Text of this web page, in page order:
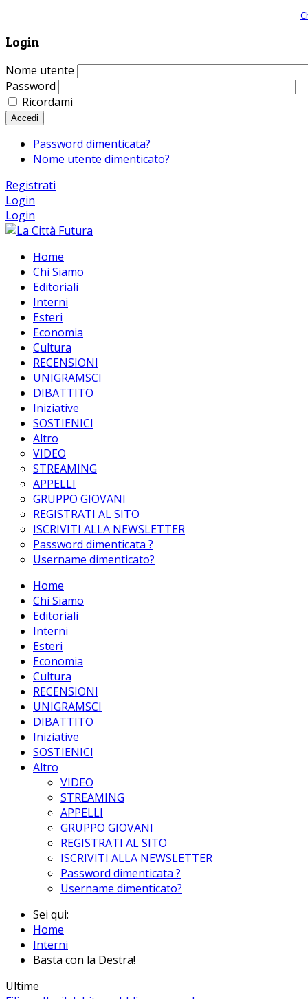
Login
Nome utente
Password
Ricordami
Accedi
Password dimenticata?
Nome utente dimenticato?
Registrati
Login
Login
Home
Chi Siamo
Editoriali
Interni
Esteri
Economia
Cultura
RECENSIONI
UNIGRAMSCI
DIBATTITO
Iniziative
SOSTIENICI
Altro
VIDEO
STREAMING
APPELLI
GRUPPO GIOVANI
REGISTRATI AL SITO
ISCRIVITI ALLA NEWSLETTER
Password dimenticata ?
Username dimenticato?
Home
Chi Siamo
Editoriali
Interni
Esteri
Economia
Cultura
RECENSIONI
UNIGRAMSCI
DIBATTITO
Iniziative
SOSTIENICI
Altro
VIDEO
STREAMING
APPELLI
GRUPPO GIOVANI
REGISTRATI AL SITO
ISCRIVITI ALLA NEWSLETTER
Password dimenticata ?
Username dimenticato?
Sei qui:
Home
Interni
Basta con la Destra!
Ultime